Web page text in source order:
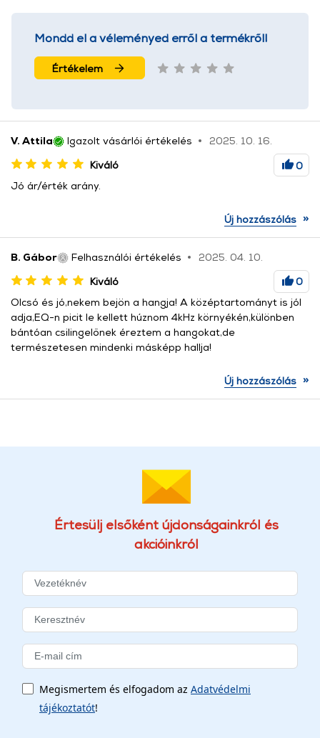
Mondd el a véleményed erről a termékről!
Értékelem
V. Attila Igazolt vásárlói értékelés
2025. 10. 16.
Kiváló
0
Jó ár/érték arány.
Új hozzászólás »
B. Gábor Felhasználói értékelés
2025. 04. 10.
Kiváló
0
Olcsó és jó,nekem bejön a hangja! A középtartományt is jól
adja,EQ-n picit le kellett húznom 4kHz környékén,különben
bántóan csilingelőnek éreztem a hangokat,de
természetesen mindenki másképp hallja!
Új hozzászólás »
Értesülj elsőként újdonságainkról és
akcióinkról
Megismertem és elfogadom az Adatvédelmi
tájékoztatót!